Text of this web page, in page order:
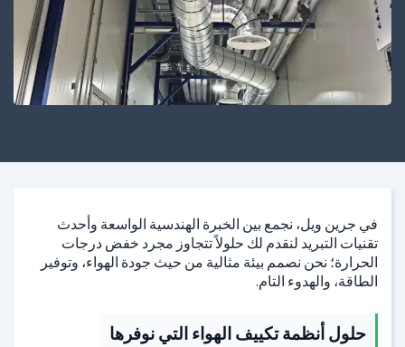
في جرين ويل، نجمع بين الخبرة الهندسية الواسعة وأحدث
تقنيات التبريد لنقدم لك حلولاً تتجاوز مجرد خفض درجات
الحرارة؛ نحن نصمم بيئة مثالية من حيث جودة الهواء، وتوفير
الطاقة، والهدوء التام.
حلول أنظمة تكييف الهواء التي نوفرها